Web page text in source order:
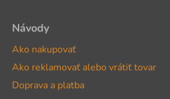
Návody
Ako nakupovať
Ako reklamovať alebo vrátiť tovar
Doprava a platba